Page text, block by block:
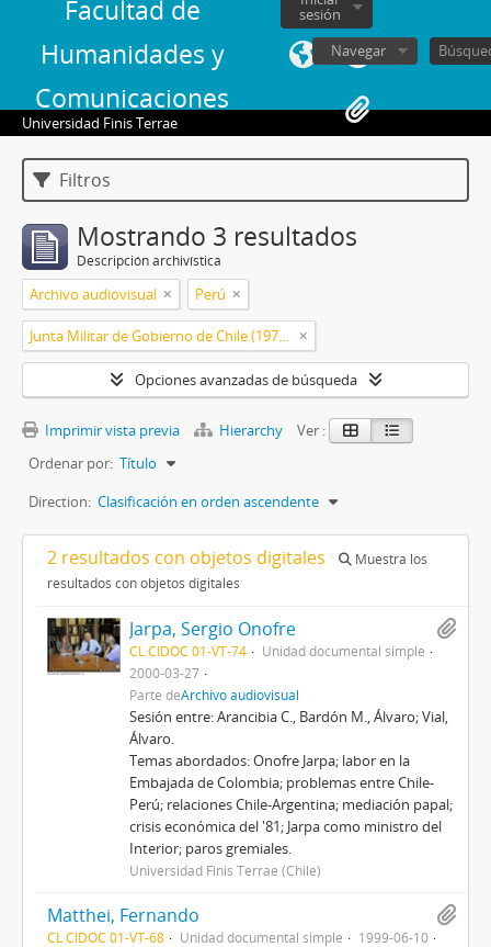
Facultad de
Humanidades y
Comunicaciones
sesión
Navegar
Universidad Finis Terrae
Filtros
Mostrando 3 resultados
Descripción archivística
Archivo audiovisual Perú
Junta Militar de Gobierno de Chile (1973-1990)
Opciones avanzadas de búsqueda
Imprimir vista previa Hierarchy
Ver :
Ordenar por: Título
Direction: Clasificación en orden ascendente
2 resultados con objetos digitales
Muestra los
resultados con objetos digitales
Jarpa, Sergio Onofre
CL CIDOC 01-VT-74
Unidad documental simple
2000-03-27
Parte deArchivo audiovisual
Sesión entre: Arancibia C., Bardón M., Álvaro; Vial,
Álvaro.
Temas abordados: Onofre Jarpa; labor en la
Embajada de Colombia; problemas entre Chile-
Perú; relaciones Chile-Argentina; mediación papal;
crisis económica del '81; Jarpa como ministro del
Interior; paros gremiales.
Universidad Finis Terrae (Chile)
Matthei, Fernando
CL CIDOC 01-VT-68 Unidad documental simple
1999-06-10